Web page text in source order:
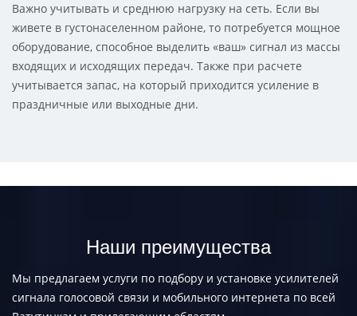
Важно учитывать и среднюю нагрузку на сеть. Если вы
живете в густонаселенном районе, то потребуется мощное
оборудование, способное выделить «ваш» сигнал из массы
входящих и исходящих передач. Также при расчете
учитывается запас, на который приходится усиление в
праздничные или выходные дни.
Наши преимущества
Мы предлагаем услуги по подбору и установке усилителей
сигнала голосовой связи и мобильного интернета по всей